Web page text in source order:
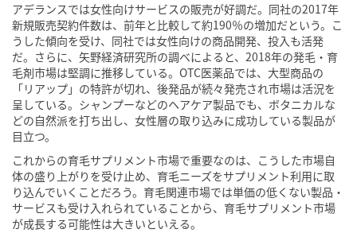
アデランスでは女性向けサービスの販売が好調だ。同社の2017年
新規販売契約件数は、前年と比較して約190％の増加だという。こ
うした傾向を受け、同社では女性向けの商品開発、投入も活発
だ。さらに、矢野経済研究所の調べによると、2018年の発毛・育
毛剤市場は堅調に推移している。OTC医薬品では、大型商品の
「リアップ」の特許が切れ、後発品が続々発売され市場は活況を
呈している。シャンプーなどのヘアケア製品でも、ボタニカルな
どの自然派を打ち出し、女性層の取り込みに成功している製品が
目立つ。
これからの育毛サプリメント市場で重要なのは、こうした市場自
体の盛り上がりを受け止め、育毛ニーズをサプリメント利用に取
り込んでいくことだろう。育毛関連市場では単価の低くない製品・
サービスも受け入れられていることから、育毛サプリメント市場
が成長する可能性は大きいといえる。